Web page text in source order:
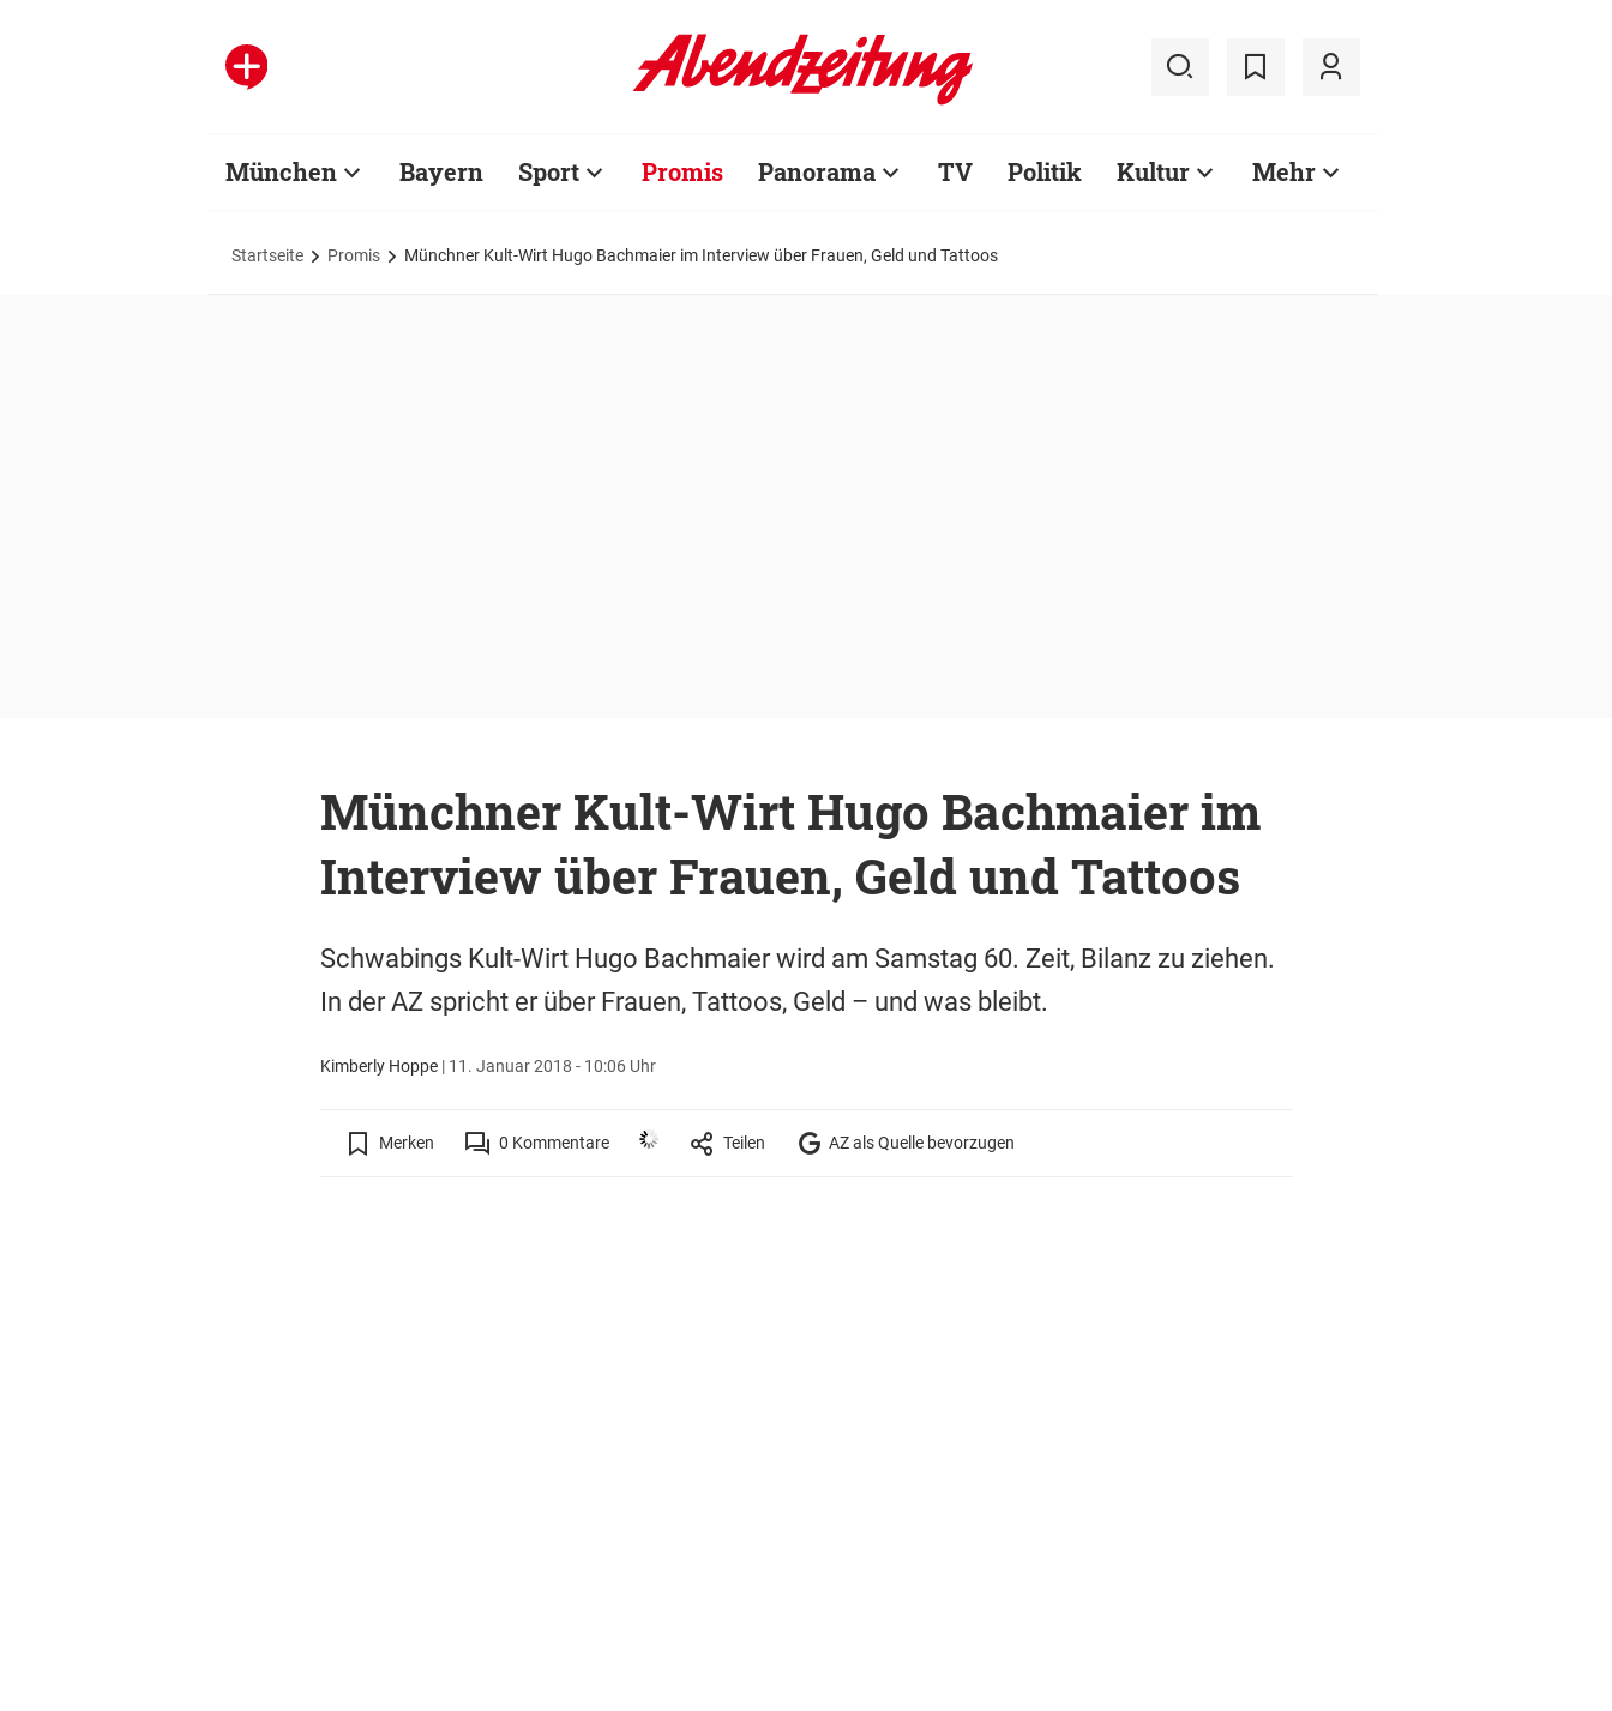
München Bayern Sport Promis Panorama TV Politik Kultur Mehr
Startseite Promis Münchner Kult-Wirt Hugo Bachmaier im Interview über Frauen, Geld und Tattoos
Münchner Kult-Wirt Hugo Bachmaier im
Interview über Frauen, Geld und Tattoos
Schwabings Kult-Wirt Hugo Bachmaier wird am Samstag 60. Zeit, Bilanz zu ziehen.
In der AZ spricht er über Frauen, Tattoos, Geld – und was bleibt.
Kimberly Hoppe| 11. Januar 2018 - 10:06 Uhr
Merken 0 Kommentare Teilen AZ als Quelle bevorzugen